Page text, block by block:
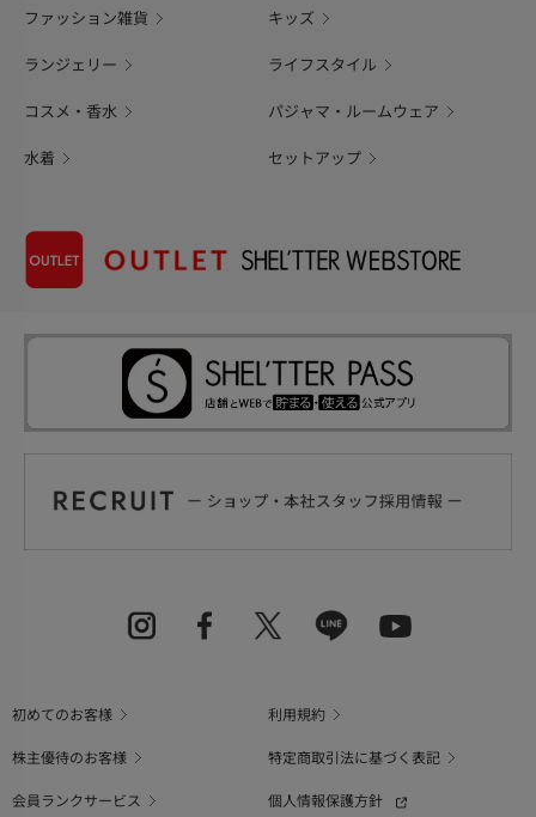
ファッション雑貨 キッズ
ランジェリー ライフスタイル
コスメ・香水 パジャマ・ルームウェア
水着 セットアップ
初めてのお客様
利用規約
株主優待のお客様
特定商取引法に基づく表記
会員ランクサービス
個人情報保護方針